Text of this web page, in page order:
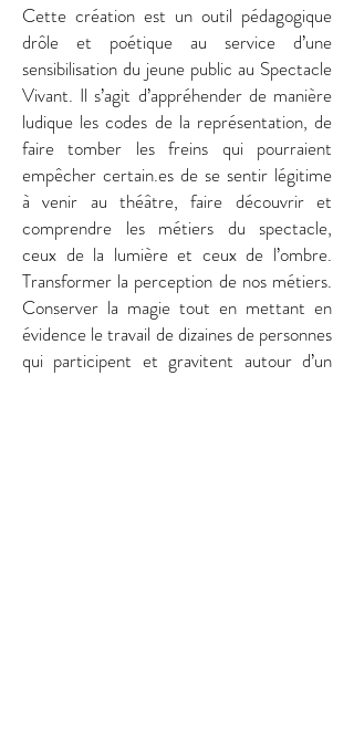
Cette création est un outil pédagogique
drôle et poétique au service d’une
sensibilisation du jeune public au Spectacle
Vivant. Il s’agit d’appréhender de manière
ludique les codes de la représentation, de
faire tomber les freins qui pourraient
empêcher certain.es de se sentir légitime
à venir au théâtre, faire découvrir et
comprendre les métiers du spectacle,
ceux de la lumière et ceux de l’ombre.
Transformer la perception de nos métiers.
Conserver la magie tout en mettant en
évidence le travail de dizaines de personnes
qui participent et gravitent autour d’un